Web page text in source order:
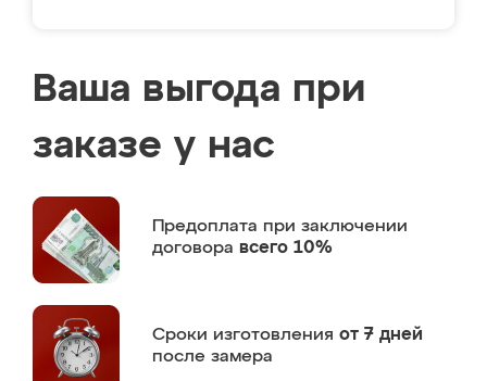
Ваша выгода при
заказе у нас
Предоплата при заключении
договора всего 10%
Сроки изготовления от 7 дней
после замера